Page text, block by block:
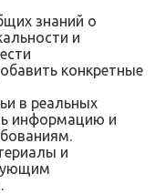
знаний о
и
конкретные
в реальных
информацию и
и